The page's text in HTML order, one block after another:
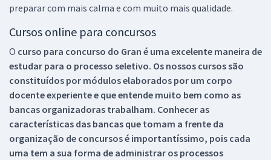
preparar com mais calma e com muito mais qualidade.
Cursos online para concursos
O curso para concurso do Gran é uma excelente maneira de
estudar para o processo seletivo. Os nossos cursos são
constituídos por módulos elaborados por um corpo
docente experiente e que entende muito bem como as
bancas organizadoras trabalham. Conhecer as
características das bancas que tomam a frente da
organização de concursos é importantíssimo, pois cada
uma tem a sua forma de administrar os processos